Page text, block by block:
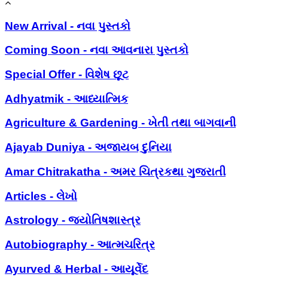
New Arrival - નવા પુસ્તકો
Coming Soon - નવા આવનારા પુસ્તકો
Special Offer - વિશેષ છૂટ
Adhyatmik - આધ્યાત્મિક
Agriculture & Gardening - ખેતી તથા બાગવાની
Ajayab Duniya - અજાયબ દુનિયા
Amar Chitrakatha - અમર ચિત્રકથા ગુજરાતી
Articles - લેખો
Astrology - જ્યોતિષશાસ્ત્ર
Autobiography - આત્મચરિત્ર
Ayurved & Herbal - આયૂર્વેદ